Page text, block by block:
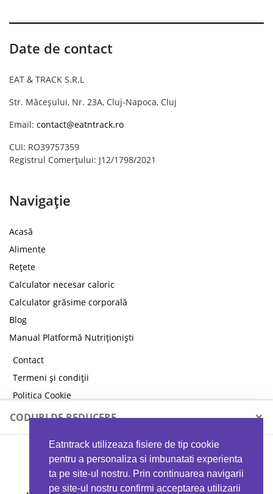
Eatntrack utilizeaza fisiere de tip cookie
pentru a personaliza si imbunatati experienta
ta pe site-ul nostru. Prin continuarea navigarii
pe site-ul nostru confirmi acceptarea utilizarii
Date de contact
EAT & TRACK S.R.L
Str. Măceșului, Nr. 23A, Cluj-Napoca, Cluj
Email: contact@eatntrack.ro
CUI: RO39757359
Registrul Comerțului: J12/1798/2021
Navigație
Acasă
Alimente
Rețete
Calculator necesar caloric
Calculator grăsime corporală
Blog
Manual Platformă Nutriționiști
Contact
Termeni și condiții
Politica Cookie
Politica de confidențialitate
CODURI DE REDUCERE ×
MYPROTEIN